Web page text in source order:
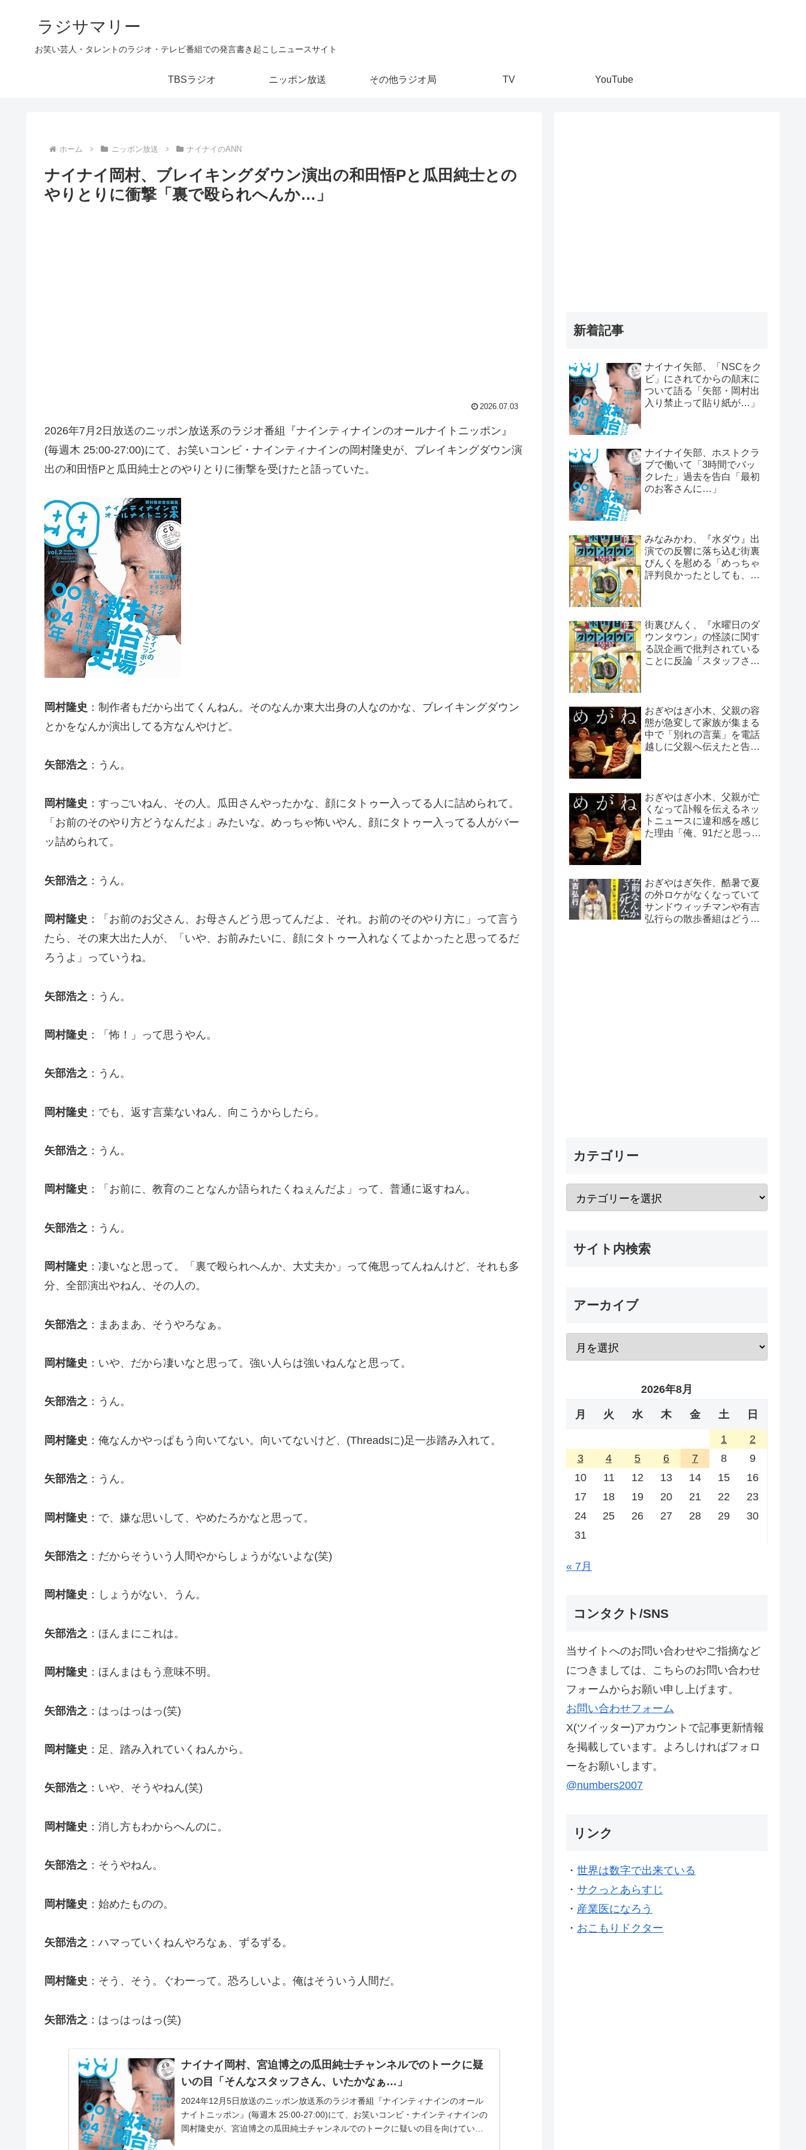
ラジサマリー
お笑い芸人・タレントのラジオ・テレビ番組での発言書き起こしニュースサイト
TBSラジオ ニッポン放送 その他ラジオ局 TV YouTube
ホーム ニッポン放送 ナイナイのANN
ナイナイ岡村、ブレイキングダウン演出の和田悟Pと瓜田純士との
やりとりに衝撃「裏で殴られへんか…」
2026.07.03
2026年7月2日放送のニッポン放送系のラジオ番組『ナインティナインのオールナイトニッポン』
(毎週木 25:00-27:00)にて、お笑いコンビ・ナインティナインの岡村隆史が、ブレイキングダウン演
出の和田悟Pと瓜田純士とのやりとりに衝撃を受けたと語っていた。
岡村隆史 ：制作者もだから出てくんねん。そのなんか東大出身の人なのかな、ブレイキングダウン
とかをなんか演出してる方なんやけど。
矢部浩之 ：うん。
岡村隆史 ：すっごいねん、その人。瓜田さんやったかな、顔にタトゥー入ってる人に詰められて。
「お前のそのやり方どうなんだよ」みたいな。めっちゃ怖いやん、顔にタトゥー入ってる人がバー
ッ詰められて。
矢部浩之 ：うん。
岡村隆史 ：「お前のお父さん、お母さんどう思ってんだよ、それ。お前のそのやり方に」って言う
たら、その東大出た人が、「いや、お前みたいに、顔にタトゥー入れなくてよかったと思ってるだ
ろうよ」っていうね。
矢部浩之 ：うん。
岡村隆史 ：「怖！」って思うやん。
矢部浩之 ：うん。
岡村隆史 ：でも、返す言葉ないねん、向こうからしたら。
矢部浩之 ：うん。
岡村隆史 ：「お前に、教育のことなんか語られたくねぇんだよ」って、普通に返すねん。
矢部浩之 ：うん。
岡村隆史 ：凄いなと思って。「裏で殴られへんか、大丈夫か」って俺思ってんねんけど、それも多
分、全部演出やねん、その人の。
矢部浩之 ：まあまあ、そうやろなぁ。
岡村隆史 ：いや、だから凄いなと思って。強い人らは強いねんなと思って。
矢部浩之 ：うん。
岡村隆史 ：俺なんかやっぱもう向いてない。向いてないけど、(Threadsに)足一歩踏み入れて。
矢部浩之 ：うん。
岡村隆史 ：で、嫌な思いして、やめたろかなと思って。
矢部浩之 ：だからそういう人間やからしょうがないよな(笑)
岡村隆史 ：しょうがない、うん。
矢部浩之 ：ほんまにこれは。
岡村隆史 ：ほんまはもう意味不明。
矢部浩之 ：はっはっはっ(笑)
岡村隆史 ：足、踏み入れていくねんから。
矢部浩之 ：いや、そうやねん(笑)
岡村隆史 ：消し方もわからへんのに。
矢部浩之 ：そうやねん。
岡村隆史 ：始めたものの。
矢部浩之 ：ハマっていくねんやろなぁ、ずるずる。
岡村隆史 ：そう、そう。ぐわーって。恐ろしいよ。俺はそういう人間だ。
矢部浩之 ：はっはっはっ(笑)
ナイナイ岡村、宮迫博之の瓜田純士チャンネルでのトークに疑
いの目「そんなスタッフさん、いたかなぁ…」
2024年12月5日放送のニッポン放送系のラジオ番組『ナインティナインのオール
ナイトニッポン』(毎週木 25:00-27:00)にて、お笑いコンビ・ナインティナインの
岡村隆史が、宮迫博之の瓜田純士チャンネルでのトークに疑いの目を向けてい
新着記事
ナイナイ矢部、「NSCをク
ビ」にされてからの顛末に
ついて語る「矢部・岡村出
入り禁止って貼り紙が…」
ナイナイ矢部、ホストクラ
ブで働いて「3時間でバッ
クレた」過去を告白「最初
のお客さんに…」
みなみかわ、『水ダウ』出
演での反響に落ち込む街裏
ぴんくを慰める「めっちゃ
評判良かったとしても、や
街裏ぴんく、『水曜日のダ
ウンタウン』の怪談に関す
る説企画で批判されている
ことに反論「スタッフさん
おぎやはぎ小木、父親の容
態が急変して家族が集まる
中で「別れの言葉」を電話
越しに父親へ伝えたと告白
おぎやはぎ小木、父親が亡
くなって訃報を伝えるネッ
トニュースに違和感を感じ
た理由「俺、91だと思って
おぎやはぎ矢作、酷暑で夏
の外ロケがなくなっていて
サンドウィッチマンや有吉
弘行らの散歩番組はどうし
カテゴリー
サイト内検索
アーカイブ
2026年8月
月 火 水 木 金 土 日
1
2
3
4 5 6 7 8
9
10
11 12 13 14 15
16
17
18 19 20 21 22
23
24
25 26 27 28 29
30
31
« 7月
コンタクト/SNS
当サイトへのお問い合わせやご指摘など
につきましては、こちらのお問い合わせ
フォームからお願い申し上げます。
お問い合わせフォーム
X(ツイッター)アカウントで記事更新情報
を掲載しています。よろしければフォロ
ーをお願いします。
@numbers2007
リンク
・ 世界は数字で出来ている
・ サクっとあらすじ
・ 産業医になろう
・ おこもりドクター